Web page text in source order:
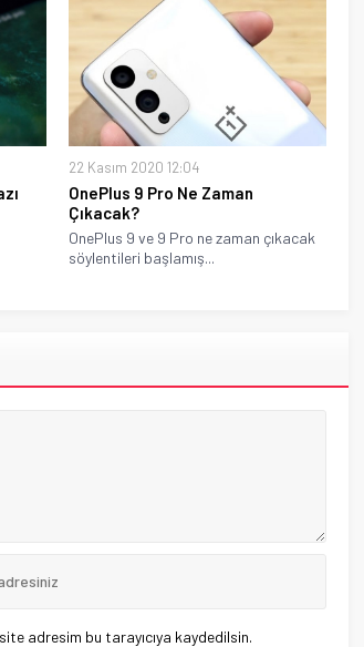
22 Kasım 2020 12:04
OnePlus 9 Pro Ne Zaman
Çıkacak?
OnePlus 9 ve 9 Pro ne zaman çıkacak
söylentileri başlamış...
adresim bu tarayıcıya kaydedilsin.